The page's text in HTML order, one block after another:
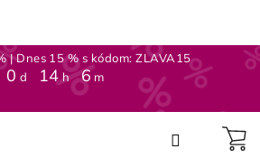
| Dnes 15 % s kódom: ZLAVA15
0 d 14h :6 m